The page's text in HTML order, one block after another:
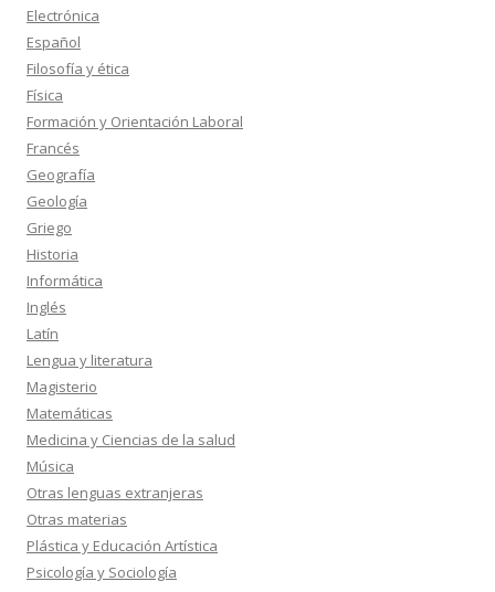
Electrónica
Español
Filosofía y ética
Física
Formación y Orientación Laboral
Francés
Geografía
Geología
Griego
Historia
Informática
Inglés
Latín
Lengua y literatura
Magisterio
Matemáticas
Medicina y Ciencias de la salud
Música
Otras lenguas extranjeras
Otras materias
Plástica y Educación Artística
Psicología y Sociología